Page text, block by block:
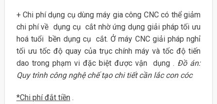
+ Chi phí dụng cụ dùng máy gia công CNC có thể giảm
chi phí về dụng cụ cắt nhờ ứng dụng giải pháp tối ưu
hoá tuổi bền dụng cụ cắt. Ở máy CNC giải pháp nghỉ
tối ưu tốc độ quay của trục chính máy và tốc độ tiến
dao trong phạm vi đặc biệt được vận dụng . Đồ án:
Quy trình công nghệ chế tạo chi tiết cần lắc con cóc
*Chi phí đắt tiền.